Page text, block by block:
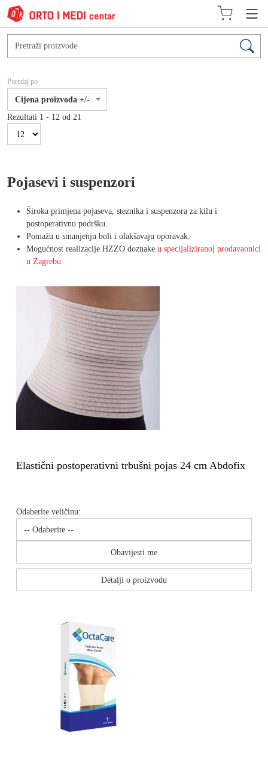
Poredaj po
Cijena proizvoda +/-
Rezultati 1 - 12 od 21
Pojasevi i suspenzori
Široka primjena pojaseva, steznika i suspenzora za kilu i
postoperativnu podršku.
Pomažu u smanjenju boli i olakšavaju oporavak.
Mogućnost realizacije HZZO doznake u specijaliziranoj prodavaonici
u Zagrebu.
Elastični postoperativni trbušni pojas 24 cm Abdofix
Odaberite veličinu:
Obavijesti me
Detalji o proizvodu